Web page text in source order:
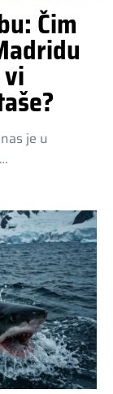
Čim
je u